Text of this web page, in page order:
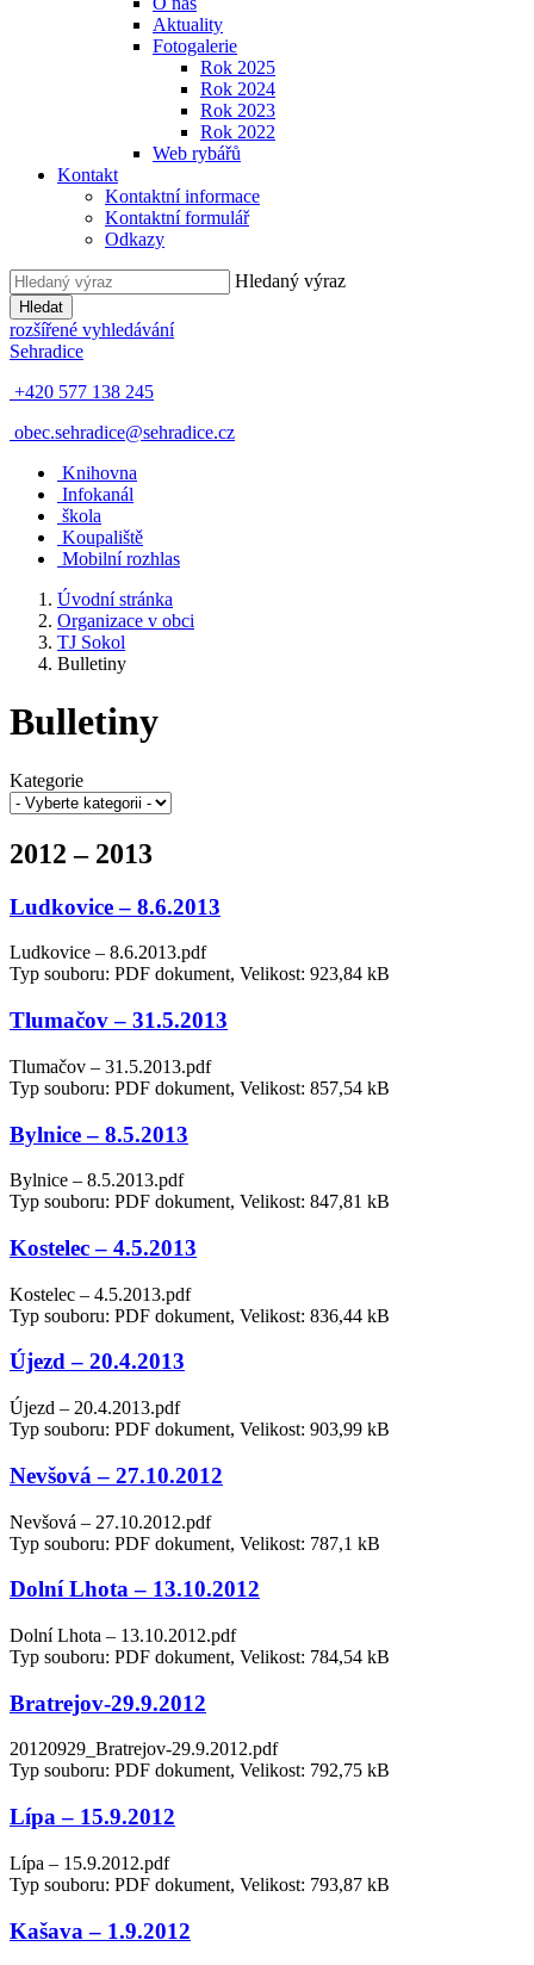
Aktuality
Fotogalerie
Rok 2025
Rok 2024
Rok 2023
Rok 2022
Web rybářů
Kontakt
Kontaktní informace
Kontaktní formulář
Odkazy
Hledaný výraz
Hledat
rozšířené vyhledávání
Sehradice
+420 577 138 245
obec.sehradice@sehradice.cz
Knihovna
Infokanál
škola
Koupaliště
Mobilní rozhlas
Úvodní stránka
Organizace v obci
TJ Sokol
Bulletiny
Bulletiny
Kategorie
2012 – 2013
Ludkovice – 8.6.2013
Ludkovice – 8.6.2013.pdf
Typ souboru: PDF dokument, Velikost: 923,84 kB
Tlumačov – 31.5.2013
Tlumačov – 31.5.2013.pdf
Typ souboru: PDF dokument, Velikost: 857,54 kB
Bylnice – 8.5.2013
Bylnice – 8.5.2013.pdf
Typ souboru: PDF dokument, Velikost: 847,81 kB
Kostelec – 4.5.2013
Kostelec – 4.5.2013.pdf
Typ souboru: PDF dokument, Velikost: 836,44 kB
Újezd – 20.4.2013
Újezd – 20.4.2013.pdf
Typ souboru: PDF dokument, Velikost: 903,99 kB
Nevšová – 27.10.2012
Nevšová – 27.10.2012.pdf
Typ souboru: PDF dokument, Velikost: 787,1 kB
Dolní Lhota – 13.10.2012
Dolní Lhota – 13.10.2012.pdf
Typ souboru: PDF dokument, Velikost: 784,54 kB
Bratrejov-29.9.2012
20120929_Bratrejov-29.9.2012.pdf
Typ souboru: PDF dokument, Velikost: 792,75 kB
Lípa – 15.9.2012
Lípa – 15.9.2012.pdf
Typ souboru: PDF dokument, Velikost: 793,87 kB
Kašava – 1.9.2012